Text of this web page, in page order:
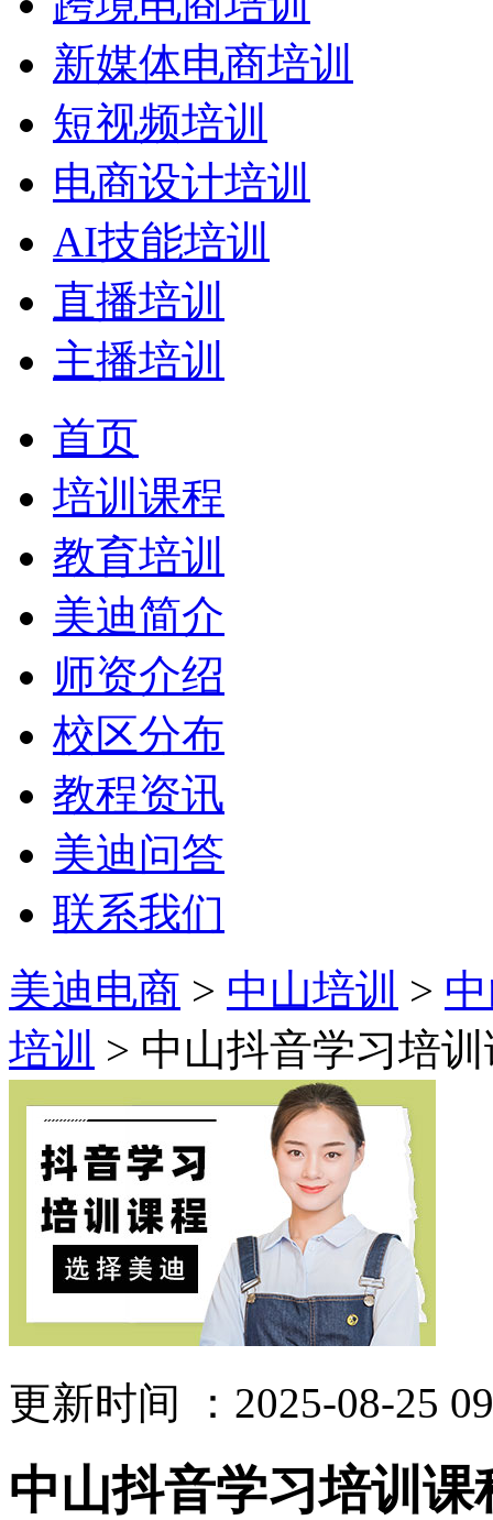
新媒体电商培训
短视频培训
电商设计培训
AI技能培训
直播培训
主播培训
首页
培训课程
教育培训
美迪简介
师资介绍
校区分布
教程资讯
美迪问答
联系我们
美迪电商 > 中山培训 >
培训 > 中山抖音学习培
更新时间 ：2025-08-25
中山抖音学习培训课